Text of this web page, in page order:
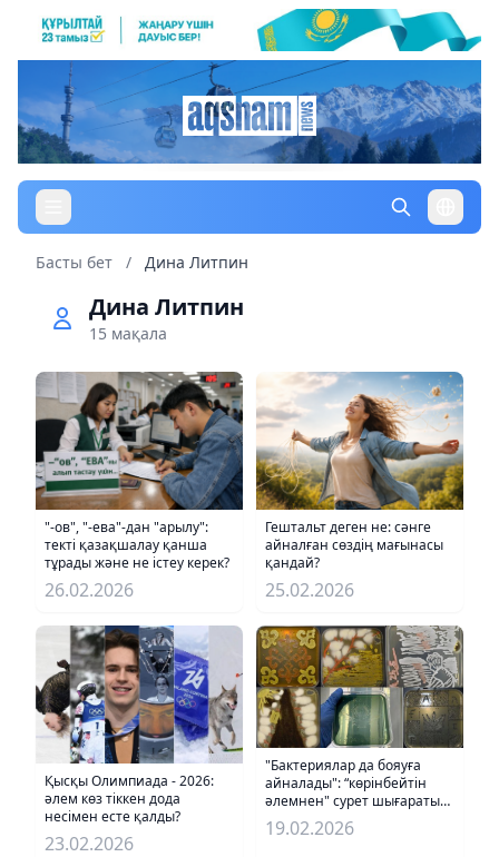
Басты бет / Дина Литпин
Дина Литпин
15 мақала
"-ов", "-ева"-дан "арылу":
текті қазақшалау қанша
тұрады және не істеу керек?
26.02.2026
Гештальт деген не: сәнге
айналған сөздің мағынасы
қандай?
25.02.2026
Қысқы Олимпиада - 2026:
әлем көз тіккен дода
несімен есте қалды?
23.02.2026
"Бактериялар да бояуға
айналады": “көрінбейтін
әлемнен" сурет шығаратын
микробиологтың әңгімесі
19.02.2026